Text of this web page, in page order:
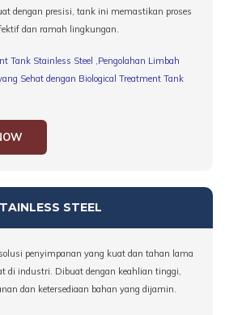
dengan presisi, tank ini memastikan proses
dan ramah lingkungan.
Tank Stainless Steel ,Pengolahan Limbah
Sehat dengan Biological Treatment Tank
STEEL
penyimpanan yang kuat dan tahan lama
di industri. Dibuat dengan keahlian tinggi,
dan ketersediaan bahan yang dijamin.